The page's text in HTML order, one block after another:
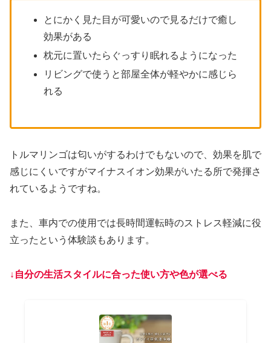
とにかく見た目が可愛いので見るだけで癒し
効果がある
枕元に置いたらぐっすり眠れるようになった
リビングで使うと部屋全体が軽やかに感じら
れる
トルマリンゴは匂いがするわけでもないので、効果を肌で
感じにくいですがマイナスイオン効果がいたる所で発揮さ
れているようですね。
また、車内での使用では長時間運転時のストレス軽減に役
立ったという体験談もあります。
↓自分の生活スタイルに合った使い方や色が選べる